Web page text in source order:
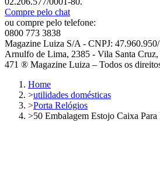
Compre pelo chat
ou compre pelo telefone:
0800 773 3838
Magazine Luiza S/A - CNPJ:
Arnulfo de Lima, 2385 - Vila Santa Cruz,
471 ® Magazine Luiza – Todos os
Home
>utilidades domésticas
>Porta Relógios
>50 Embalagem Estojo Caixa